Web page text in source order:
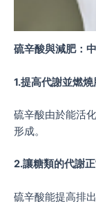
硫辛酸與減肥：
1.提高代謝並燃燒
硫辛酸由於能活
形成。
2.讓糖類的代謝
硫辛酸能提高排